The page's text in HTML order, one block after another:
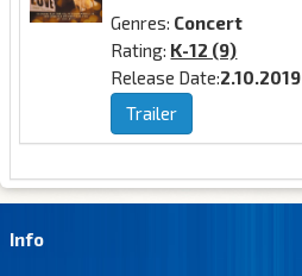
Genres: Concert
Rating: K-12 (9)
Release Date:2.10.2019
Trailer
Info